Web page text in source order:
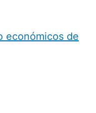
económicos de